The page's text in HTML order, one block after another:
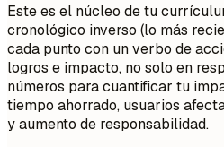
Este es el núcleo de tu
cronológico inverso (lo más
cada punto con un verbo de
logros e impacto, no solo en
números para cuantificar tu
tiempo ahorrado, usuarios
y aumento de responsabilidad.